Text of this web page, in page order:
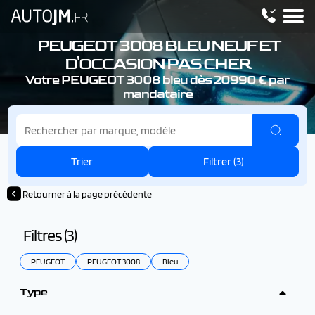
PEUGEOT 3008BLEU NEUF ET
D'OCCASION PAS CHER
Votre PEUGEOT 3008bleu dès 20990 € par
mandataire
Trier Filtrer (3)
Retourner à la page précédente
Filtres (3)
PEUGEOT PEUGEOT 3008 Bleu
Type